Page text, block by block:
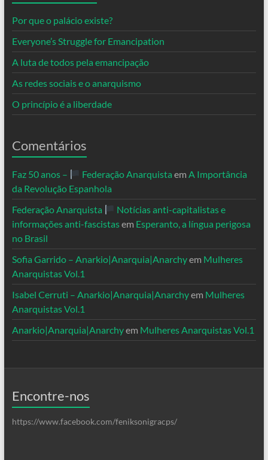
Por que o palácio existe?
Everyone’s Struggle for Emancipation
A luta de todos pela emancipação
As redes sociais e o anarquismo
O princípio é a liberdade
Comentários
Faz 50 anos – Federação Anarquista em A Importância
da Revolução Espanhola
Federação Anarquista
Notícias anti-capitalistas e
informações anti-fascistasem Esperanto, a língua perigosa
no Brasil
Sofia Garrido – Anarkio|Anarquia|Anarchyem Mulheres
Anarquistas Vol.1
Isabel Cerruti – Anarkio|Anarquia|Anarchyem Mulheres
Anarquistas Vol.1
Anarkio|Anarquia|Anarchyem Mulheres Anarquistas Vol.1
Encontre-nos
https://www.facebook.com/feniksonigracps/